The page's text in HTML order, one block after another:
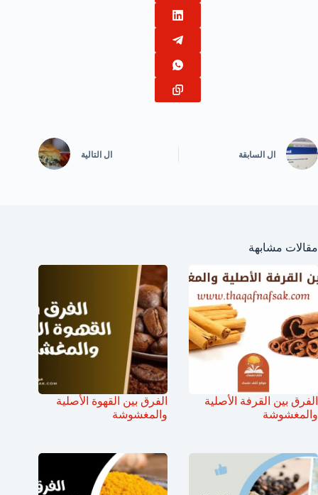
ال السابقة ال التالية
مقالات مشابهة
الفرق بين القرفة الأصلية
والمغشوشة
الفرق بين القهوة الأصلية
والمغشوشة